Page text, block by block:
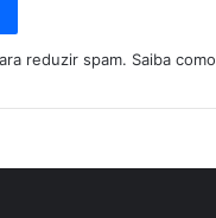
reduzir spam. Saiba